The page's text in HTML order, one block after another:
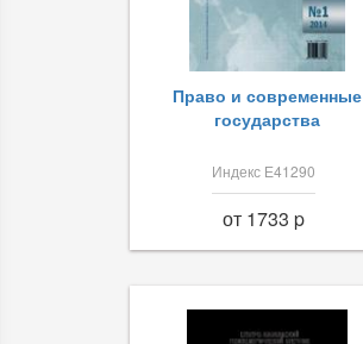
Право и современные
государства
Индекс Е41290
от 1733 p